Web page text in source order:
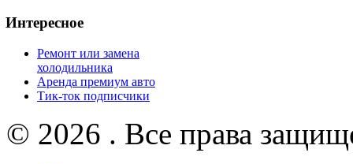
Интересное
Ремонт или замена
холодильника
Аренда премиум авто
Тик-ток подписчики
© 2026 . Все права